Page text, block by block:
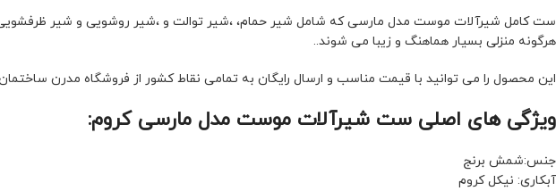
ست کامل شیرآلات موست مدل مارسی که شامل شیر حمام، ،شیر توالت و ،شیر روشویی و شیر ظرفشویی
هرگونه منزلی بسیار هماهنگ و زیبا می شوند..
این محصول را می توانید با قیمت مناسب و ارسال رایگان به تمامی نقاط کشور از فروشگاه مدرن
ویژگی های اصلی ست شیرآلات موست مدل مارسی کروم:
جنس:شمش برنج
آبکاری: نیکل کروم